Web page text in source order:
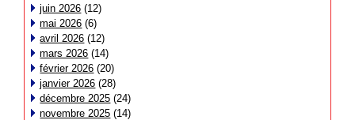
juin 2026 (12)
mai 2026 (6)
avril 2026 (12)
mars 2026 (14)
février 2026 (20)
janvier 2026 (28)
décembre 2025 (24)
novembre 2025 (14)